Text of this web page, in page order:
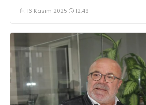
16 Kasım 2025 12:49